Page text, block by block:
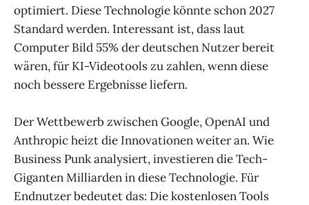
optimiert. Diese Technologie könnte schon 2027
Standard werden. Interessant ist, dass laut
Computer Bild 55% der deutschen Nutzer bereit
wären, für KI-Videotools zu zahlen, wenn diese
noch bessere Ergebnisse liefern.
Der Wettbewerb zwischen Google, OpenAI und
Anthropic heizt die Innovationen weiter an. Wie
Business Punk analysiert, investieren die Tech-
Giganten Milliarden in diese Technologie. Für
Endnutzer bedeutet das: Die kostenlosen Tools